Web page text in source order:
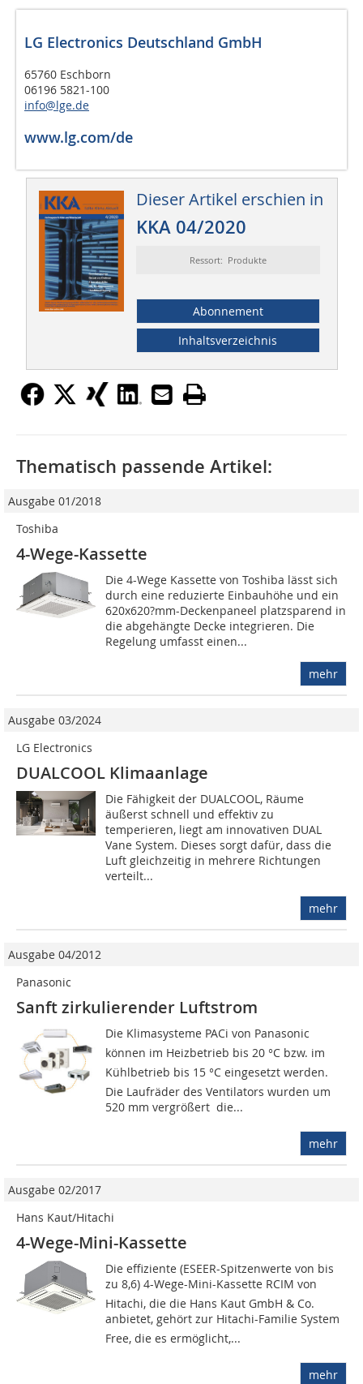
LG Electronics Deutschland GmbH
65760 Eschborn
06196 5821-100
info@lge.de
www.lg.com/de
Dieser Artikel erschien in
KKA 04/2020
Ressort: Produkte
Abonnement
Inhaltsverzeichnis
Thematisch passende Artikel:
Ausgabe 01/2018
Toshiba
4-Wege-Kassette
Die 4-Wege Kassette von Toshiba lässt sich
durch eine reduzierte Einbauhöhe und ein
620x620?mm-Deckenpaneel platzsparend in
die abgehängte Decke integrieren. Die
Regelung umfasst einen...
mehr
Ausgabe 03/2024
LG Electronics
DUALCOOL Klimaanlage
Die Fähigkeit der DUALCOOL, Räume
äußerst schnell und effektiv zu
temperieren, liegt am innovativen DUAL
Vane System. Dieses sorgt dafür, dass die
Luft gleichzeitig in mehrere Richtungen
verteilt...
mehr
Ausgabe 04/2012
Panasonic
Sanft zirkulierender Luftstrom
Die Klimasysteme PACi von Panasonic
können im Heizbetrieb bis 20 °C bzw. im
Kühlbetrieb bis 15 °C eingesetzt werden.
Die Laufräder des Ventilators wurden um
520 mm vergrößert  die...
mehr
Ausgabe 02/2017
Hans Kaut/Hitachi
4-Wege-Mini-Kassette
Die effiziente (ESEER-Spitzenwerte von bis
zu 8,6) 4-Wege-Mini-Kassette RCIM von
Hitachi, die die Hans Kaut GmbH & Co.
anbietet, gehört zur Hitachi-Familie System
Free, die es ermöglicht,...
mehr